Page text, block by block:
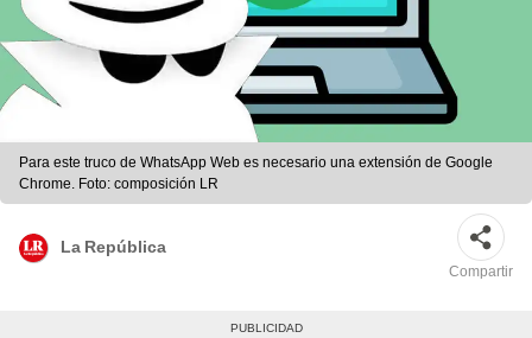
Para este truco de WhatsApp Web es necesario una extensión de Google
Chrome. Foto: composición LR
La República
Compartir